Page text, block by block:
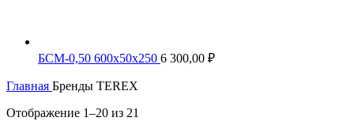
БСМ-0,50 600х50х250 6 300,00 ₽
Главная Бренды TEREX
Отображение 1–20 из 21